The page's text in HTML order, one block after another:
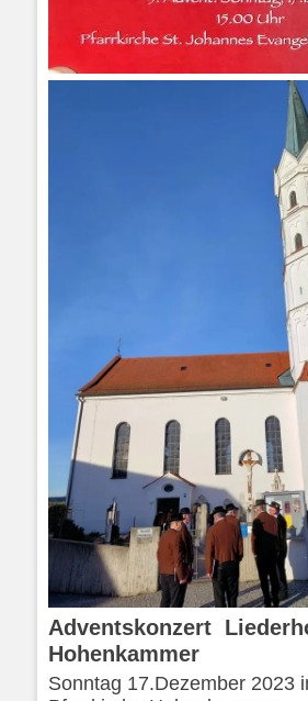
Adventskonzert
Hohenkammer
Sonntag 17.Dezember 2023